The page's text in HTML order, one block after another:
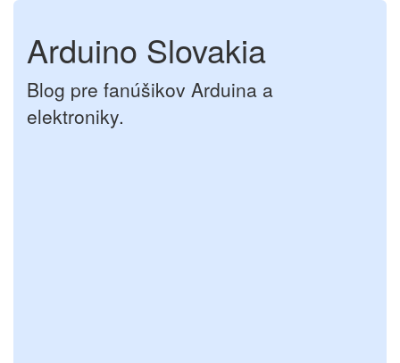
Arduino Slovakia
Blog pre fanúšikov Arduina a
elektroniky.